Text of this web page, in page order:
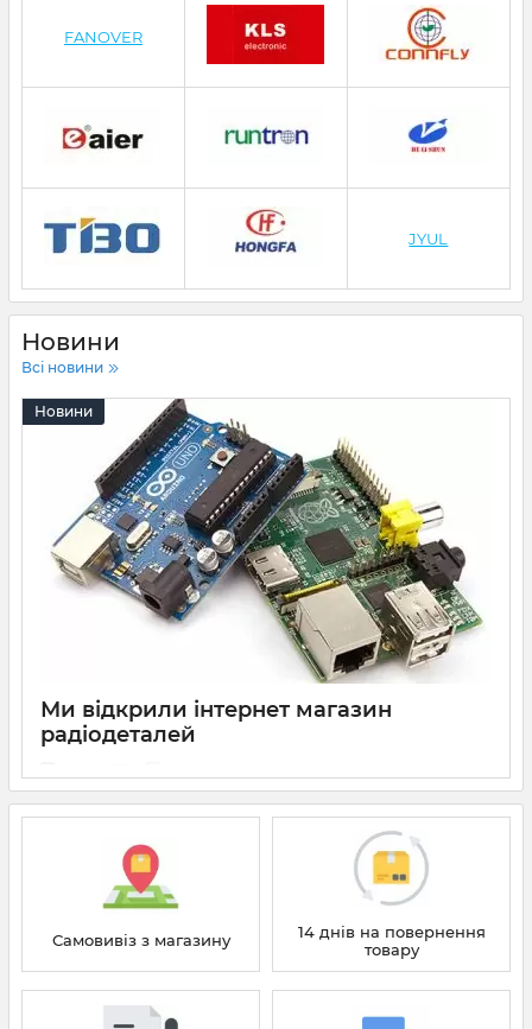
FANOVER
JYUL
Новини
Всі новини
Новини
Ми відкрили інтернет магазин
радіодеталей
Самовивіз з магазину
14 днів на повернення
товару